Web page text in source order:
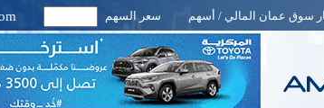
سوق عمان المالي / أسهم سعر السهم